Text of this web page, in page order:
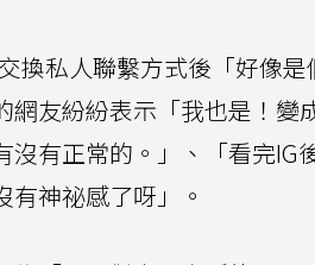
換私人聯繫方式後「好像
網友紛紛表示「我也是！變
沒有正常的。」、「看完
有神祕感了呀」。